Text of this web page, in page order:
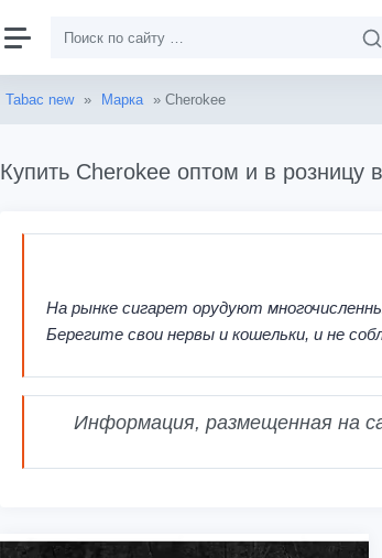
Tabac new » Марка » Cherokee
Купить Cherokee оптом и в розницу
На рынке сигарет орудуют
Берегите свои нервы и кошельки, и не
Информация, размещенная на